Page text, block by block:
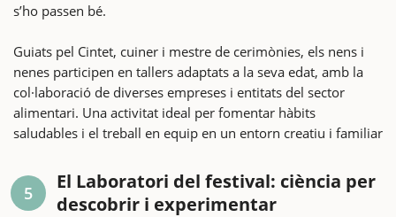
s’ho passen bé.
Guiats pel Cintet, cuiner i mestre de cerimònies, els nens i
nenes participen en tallers adaptats a la seva edat, amb la
col·laboració de diverses empreses i entitats del sector
alimentari. Una activitat ideal per fomentar hàbits
saludables i el treball en equip en un entorn creatiu i familiar
5
El Laboratori del festival: ciència per
descobrir i experimentar